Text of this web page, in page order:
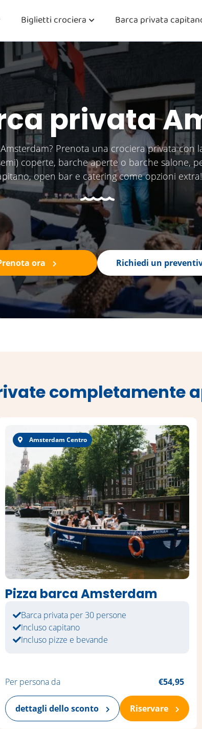
Biglietti crociera Barca privata
privata
Prenota una crociera privata con
coperte, barche aperte o barche salone,
open bar e catering come opzioni extra!
ora Richiedi un
completamente
Amsterdam Centro
Pizza barca Amsterdam
Barca privata per 30 persone
Incluso capitano
Incluso pizze e bevande
Per persona da €54,95
Riservare
dettagli dello sconto